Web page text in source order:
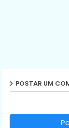
POSTAR UM